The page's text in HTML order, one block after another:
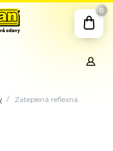
0
Zateplená reflexná